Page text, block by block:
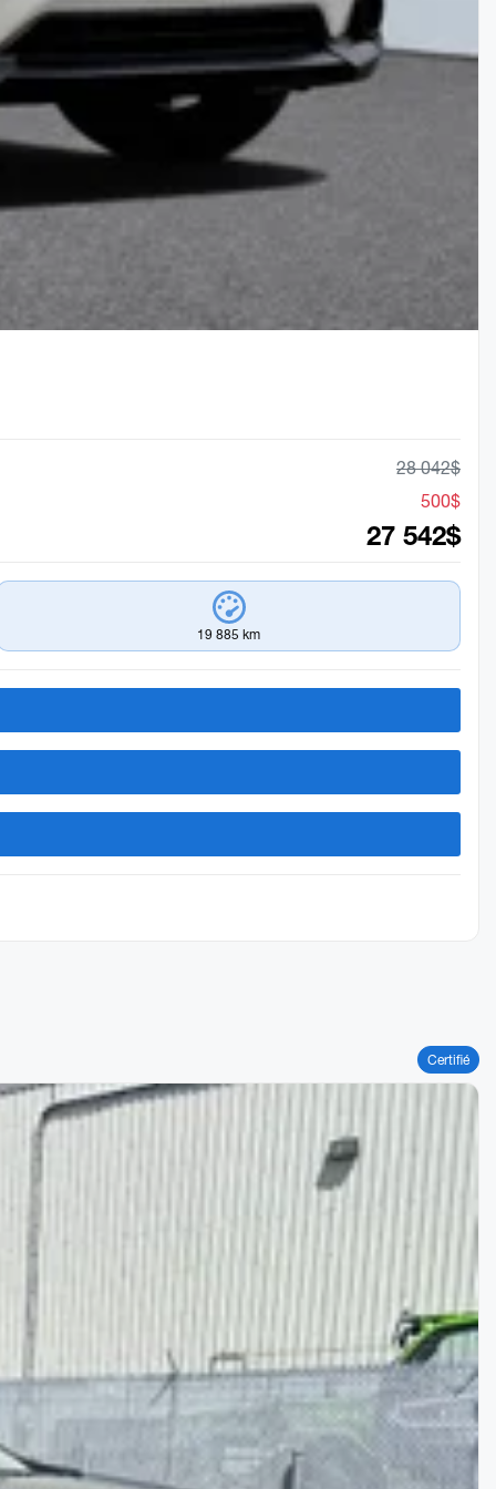
28 042$
500$
27 542$
19 885 km
Certifié